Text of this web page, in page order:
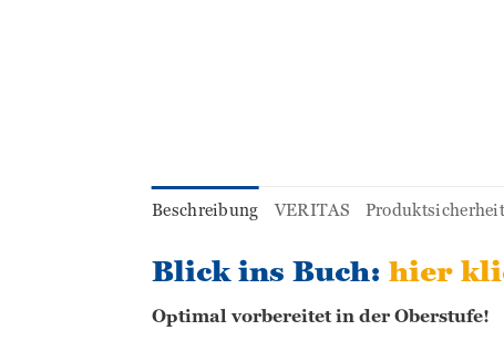
Beschreibung VERITAS Produktsicherheit
Blick ins Buch: hier
Optimal vorbereitet in der Oberstufe!